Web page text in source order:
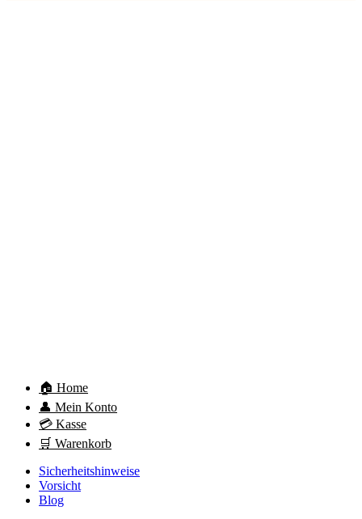
🏠 Home
👤 Mein Konto
💳 Kasse
🛒 Warenkorb
Sicherheitshinweise
Vorsicht
Blog